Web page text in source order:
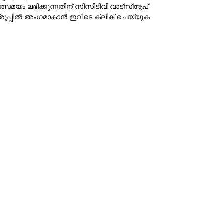
ലഭിക്കുന്നതിന് സിസിടിവി വാട്‌സ്ആപ്
അംഗമാകാന്‍ ഇവിടെ ക്ലിക് ചെയ്യുക